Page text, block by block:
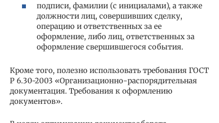
подписи, фамилии (с инициалами), а также
должности лиц, совершивших сделку,
операцию и ответственных за ее
оформление, либо лиц, ответственных за
оформление свершившегося события.
Кроме того, полезно использовать требования ГОСТ
Р 6.30-2003 «Организационно-распорядительная
документация. Требования к оформлению
документов».